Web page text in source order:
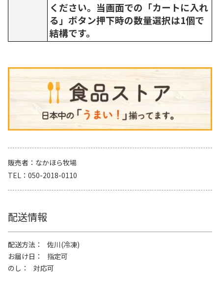
ください。当画面での「カートに入れ
る」ボタン押下時の数量選択は1個で
結構です。
販売者
なかほら牧場
TEL
050-2018-0110
配送情報
配送方法
佐川(冷凍)
お届け日
指定可
のし
対応可